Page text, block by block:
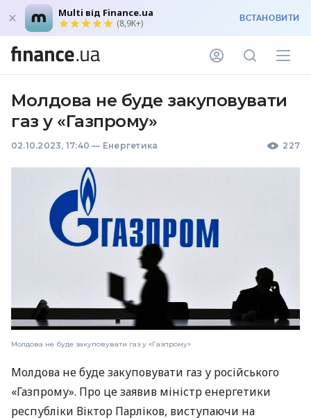
Multi від Finance.ua
(8,9K+) ВСТАНОВИТИ
Молдова не буде закуповувати
газ у «Газпрому»
02.10.2023, 17:40 — Енергетика 227
Молдова не буде закуповувати газ у «Газпрому»
Молдова не буде закуповувати газ у російського
«Газпрому». Про це заявив міністр енергетики
республіки Віктор Парліков, виступаючи на